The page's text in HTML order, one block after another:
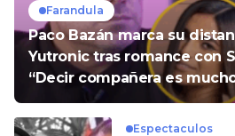
Farandula
Paco Bazán marca su
Yutronic tras romance con
“Decir compañera es
Espectaculos